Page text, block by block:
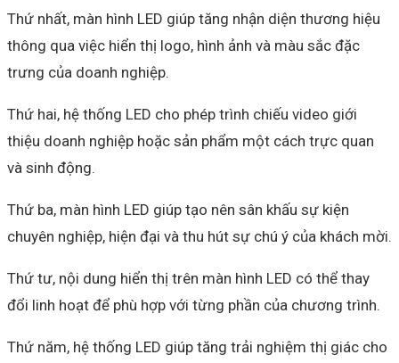
Thứ nhất, màn hình LED giúp tăng nhận diện thương hiệu
thông qua việc hiển thị logo, hình ảnh và màu sắc đặc
trưng của doanh nghiệp.
Thứ hai, hệ thống LED cho phép trình chiếu video giới
thiệu doanh nghiệp hoặc sản phẩm một cách trực quan
và sinh động.
Thứ ba, màn hình LED giúp tạo nên sân khấu sự kiện
chuyên nghiệp, hiện đại và thu hút sự chú ý của khách mời.
Thứ tư, nội dung hiển thị trên màn hình LED có thể thay
đổi linh hoạt để phù hợp với từng phần của chương trình.
Thứ năm, hệ thống LED giúp tăng trải nghiệm thị giác cho